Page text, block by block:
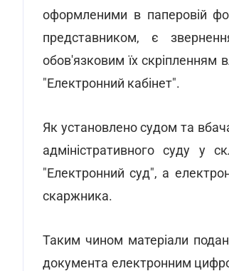
оформленими в паперовій
представником, є
обов'язковим їх скріпленням
"Електронний кабінет".
Як установлено судом та
адміністративного суду у
"Електронний суд", а
скаржника.
Таким чином матеріали
документа електронним